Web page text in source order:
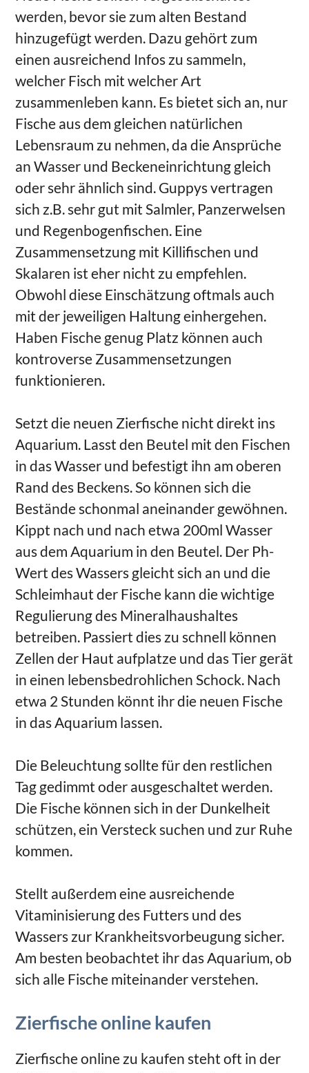
werden, bevor sie zum alten Bestand
hinzugefügt werden. Dazu gehört zum
einen ausreichend Infos zu sammeln,
welcher Fisch mit welcher Art
zusammenleben kann. Es bietet sich an, nur
Fische aus dem gleichen natürlichen
Lebensraum zu nehmen, da die Ansprüche
an Wasser und Beckeneinrichtung gleich
oder sehr ähnlich sind. Guppys vertragen
sich z.B. sehr gut mit Salmler, Panzerwelsen
und Regenbogenfischen. Eine
Zusammensetzung mit Killifischen und
Skalaren ist eher nicht zu empfehlen.
Obwohl diese Einschätzung oftmals auch
mit der jeweiligen Haltung einhergehen.
Haben Fische genug Platz können auch
kontroverse Zusammensetzungen
funktionieren.
Setzt die neuen Zierfische nicht direkt ins
Aquarium. Lasst den Beutel mit den Fischen
in das Wasser und befestigt ihn am oberen
Rand des Beckens. So können sich die
Bestände schonmal aneinander gewöhnen.
Kippt nach und nach etwa 200ml Wasser
aus dem Aquarium in den Beutel. Der Ph-
Wert des Wassers gleicht sich an und die
Schleimhaut der Fische kann die wichtige
Regulierung des Mineralhaushaltes
betreiben. Passiert dies zu schnell können
Zellen der Haut aufplatze und das Tier gerät
in einen lebensbedrohlichen Schock. Nach
etwa 2 Stunden könnt ihr die neuen Fische
in das Aquarium lassen.
Die Beleuchtung sollte für den restlichen
Tag gedimmt oder ausgeschaltet werden.
Die Fische können sich in der Dunkelheit
schützen, ein Versteck suchen und zur Ruhe
kommen.
Stellt außerdem eine ausreichende
Vitaminisierung des Futters und des
Wassers zur Krankheitsvorbeugung sicher.
Am besten beobachtet ihr das Aquarium, ob
sich alle Fische miteinander verstehen.
Zierfische online kaufen
Zierfische online zu kaufen steht oft in der